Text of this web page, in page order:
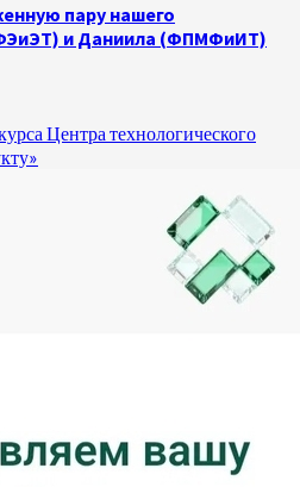
пару нашего
и Даниила (ФПМФиИТ)
Центра технологического